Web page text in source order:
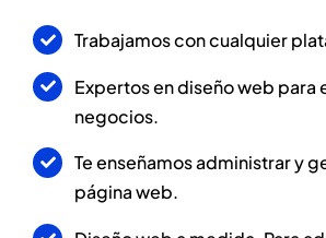
Trabajamos con cualquier
Expertos en diseño web para
negocios.
Te enseñamos administrar y
página web.